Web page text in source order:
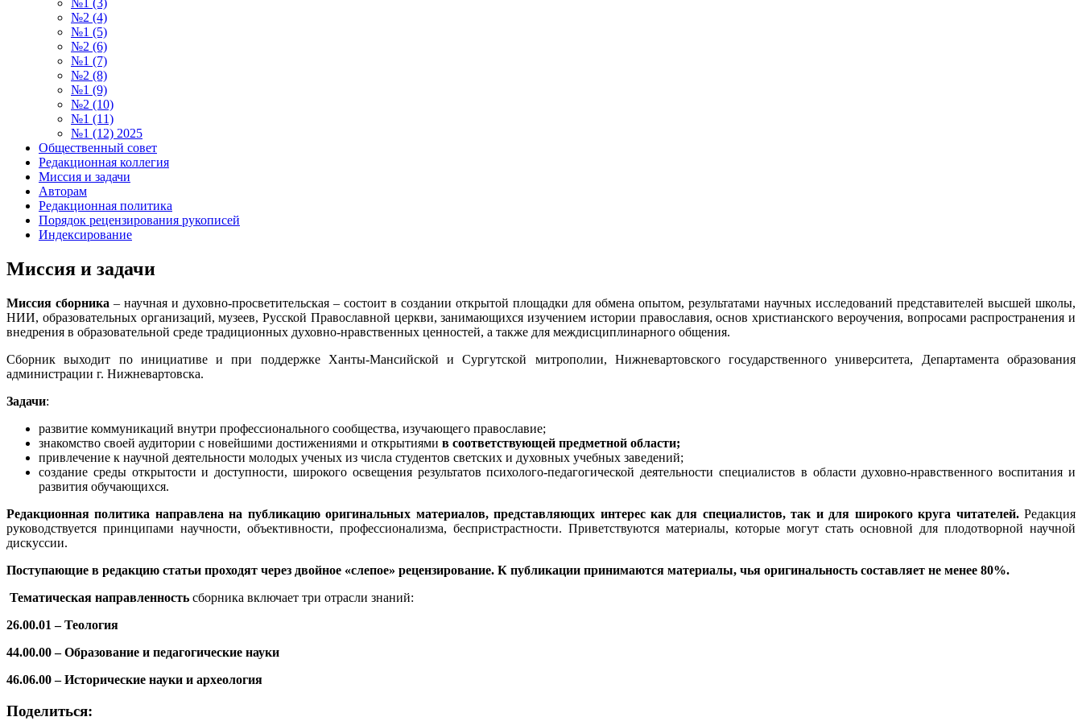
№1 (3)
№2 (4)
№1 (5)
№2 (6)
№1 (7)
№2 (8)
№1 (9)
№2 (10)
№1 (11)
№1 (12) 2025
Общественный совет
Редакционная коллегия
Миссия и задачи
Авторам
Редакционная политика
Порядок рецензирования рукописей
Индексирование
Миссия и задачи
Миссия сборника – научная и духовно-просветительская – состоит в создании открытой площадки для обмена опытом, результатами научных исследований представителей высшей школы,
НИИ, образовательных организаций, музеев, Русской Православной церкви, занимающихся изучением истории православия, основ христианского вероучения, вопросами распространения и
внедрения в образовательной среде традиционных духовно-нравственных ценностей, а также для междисциплинарного общения.
Сборник выходит по инициативе и при поддержке Ханты-Мансийской и Сургутской митрополии, Нижневартовского государственного университета, Департамента образования
администрации г. Нижневартовска.
Задачи:
развитие коммуникаций внутри профессионального сообщества, изучающего православие;
знакомство своей аудитории с новейшими достижениями и открытиями в соответствующей предметной области;
привлечение к научной деятельности молодых ученых из числа студентов светских и духовных учебных заведений;
создание среды открытости и доступности, широкого освещения результатов психолого-педагогической деятельности специалистов в области духовно-нравственного воспитания и
развития обучающихся.
Редакционная политика направлена на публикацию оригинальных материалов, представляющих интерес как для специалистов, так и для широкого круга читателей. Редакция
руководствуется принципами научности, объективности, профессионализма, беспристрастности. Приветствуются материалы, которые могут стать основной для плодотворной научной
дискуссии.
Поступающие в редакцию статьи проходят через двойное «слепое» рецензирование. К публикации принимаются материалы, чья оригинальность составляет не менее 80%.
Тематическая направленность сборника включает три отрасли знаний:
26.00.01 – Теология
44.00.00 – Образование и педагогические науки
46.06.00 – Исторические науки и археология
Поделиться: